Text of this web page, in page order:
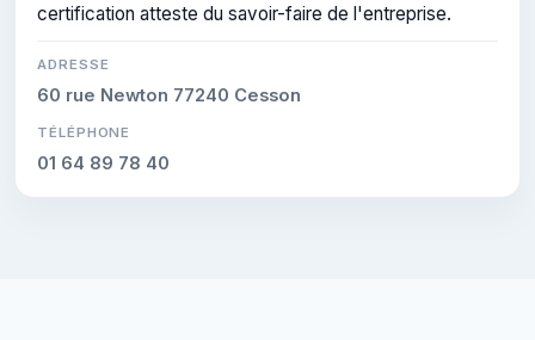
certification atteste du savoir-faire de l'entreprise.
ADRESSE
60 rue Newton 77240 Cesson
TÉLÉPHONE
01 64 89 78 40